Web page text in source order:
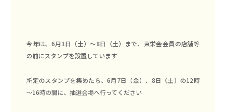
今年は、6月1日（土）～8日（土）まで、東栄会会員の店舗等
の前にスタンプを設置しています
所定のスタンプを集めたら、6月7日（金）、8日（土）の12時
～16時の間に、抽選会場へ行ってください